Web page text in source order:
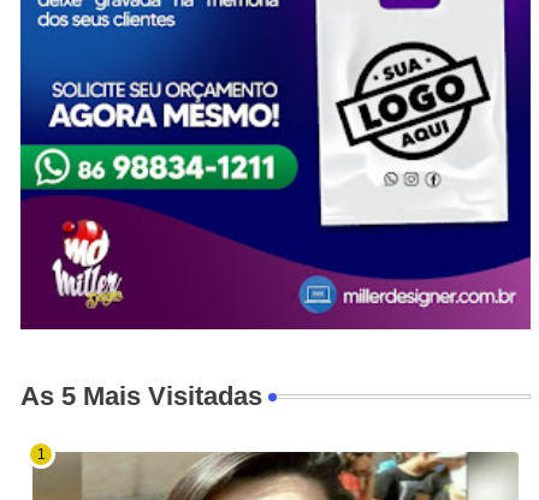
As 5 Mais Visitadas